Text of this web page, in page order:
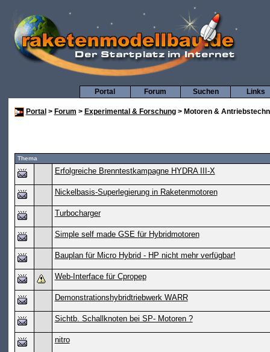
Links
Suchen
Forum
Portal
Portal > Forum > Experimental & Forschung> Motoren &
Thema
Erfolgreiche Brenntestkampagne HYDRA III-X
Nickelbasis-Superlegierung in Raketenmotoren
Turbocharger
Simple self made GSE für Hybridmotoren
Bauplan für Micro Hybrid - HP nicht mehr verfügbar!
Web-Interface für Cpropep
Demonstrationshybridtriebwerk WARR
Sichtb. Schallknoten bei SP- Motoren ?
nitro